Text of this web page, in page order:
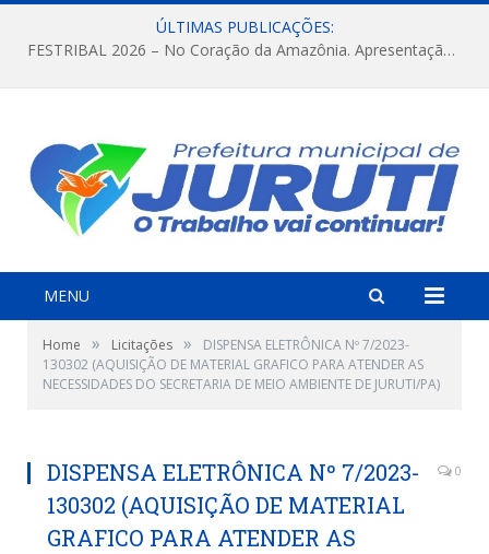
ÚLTIMAS PUBLICAÇÕES:
FESTRIBAL 2026 – No Coração da Amazônia. Apresentação da Munduruku.
MENU
Home » Licitações »
DISPENSA ELETRÔNICA Nº 7/2023-
130302 (AQUISIÇÃO DE MATERIAL GRAFICO PARA ATENDER AS
NECESSIDADES DO SECRETARIA DE MEIO AMBIENTE DE JURUTI/PA)
DISPENSA ELETRÔNICA Nº 7/2023-
130302 (AQUISIÇÃO DE MATERIAL
GRAFICO PARA ATENDER AS
0